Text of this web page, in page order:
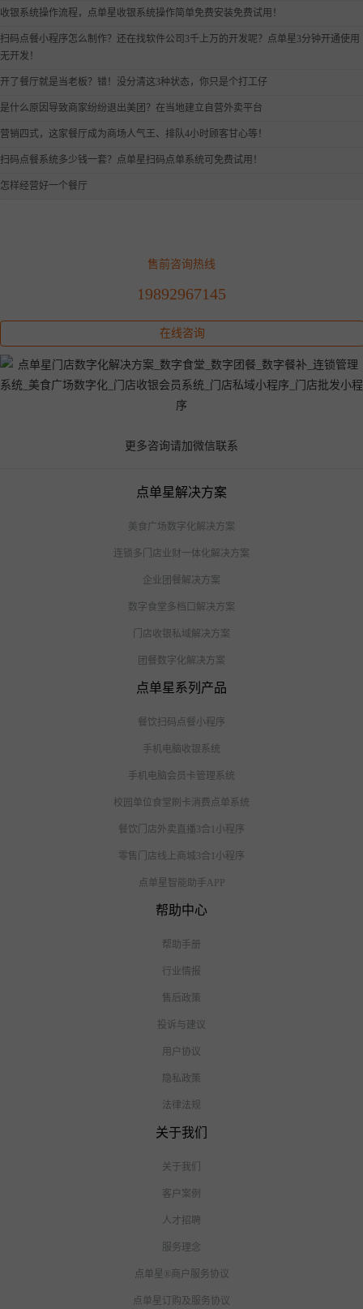
收银系统操作流程，点单星收银系统操作简单免费安装免费试用！
扫码点餐小程序怎么制作？还在找软件公司3千上万的开发呢？点单星3分钟开通使用
无开发！
开了餐厅就是当老板？错！没分清这3种状态，你只是个打工仔
是什么原因导致商家纷纷退出美团？在当地建立自营外卖平台
营销四式，这家餐厅成为商场人气王、排队4小时顾客甘心等！
扫码点餐系统多少钱一套？点单星扫码点单系统可免费试用！
怎样经营好一个餐厅
售前咨询热线
19892967145
在线咨询
更多咨询请加微信联系
点单星解决方案
美食广场数字化解决方案
连锁多门店业财一体化解决方案
企业团餐解决方案
数字食堂多档口解决方案
门店收银私域解决方案
团餐数字化解决方案
点单星系列产品
餐饮扫码点餐小程序
手机电脑收银系统
手机电脑会员卡管理系统
校园单位食堂刷卡消费点单系统
餐饮门店外卖直播3合1小程序
零售门店线上商城3合1小程序
点单星智能助手APP
帮助中心
帮助手册
行业情报
售后政策
投诉与建议
用户协议
隐私政策
法律法规
关于我们
关于我们
客户案例
人才招聘
服务理念
点单星®商户服务协议
点单星订购及服务协议